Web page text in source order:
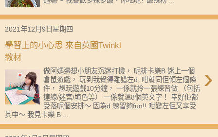
2021年12月9日星期四
學習上的小心思 來自英國Twinkl
教材
›
做阿媽邊想小朋友沉迷打機， 呢排卡樂B 迷上一個
倉鼠遊戲， 玩到我覺得離譜左d, 咁就同佢傾左個條
件， 想玩遊戲10分鐘， 一係就拎一張練習做 （包括
連線/迷宮/填色等） 一係就溫8個英文字！ 幸好佢都
受落呢個安排～ 因為d 練習夠fun!! 咁變左佢又享受
其中～ 我見卡樂 B ...